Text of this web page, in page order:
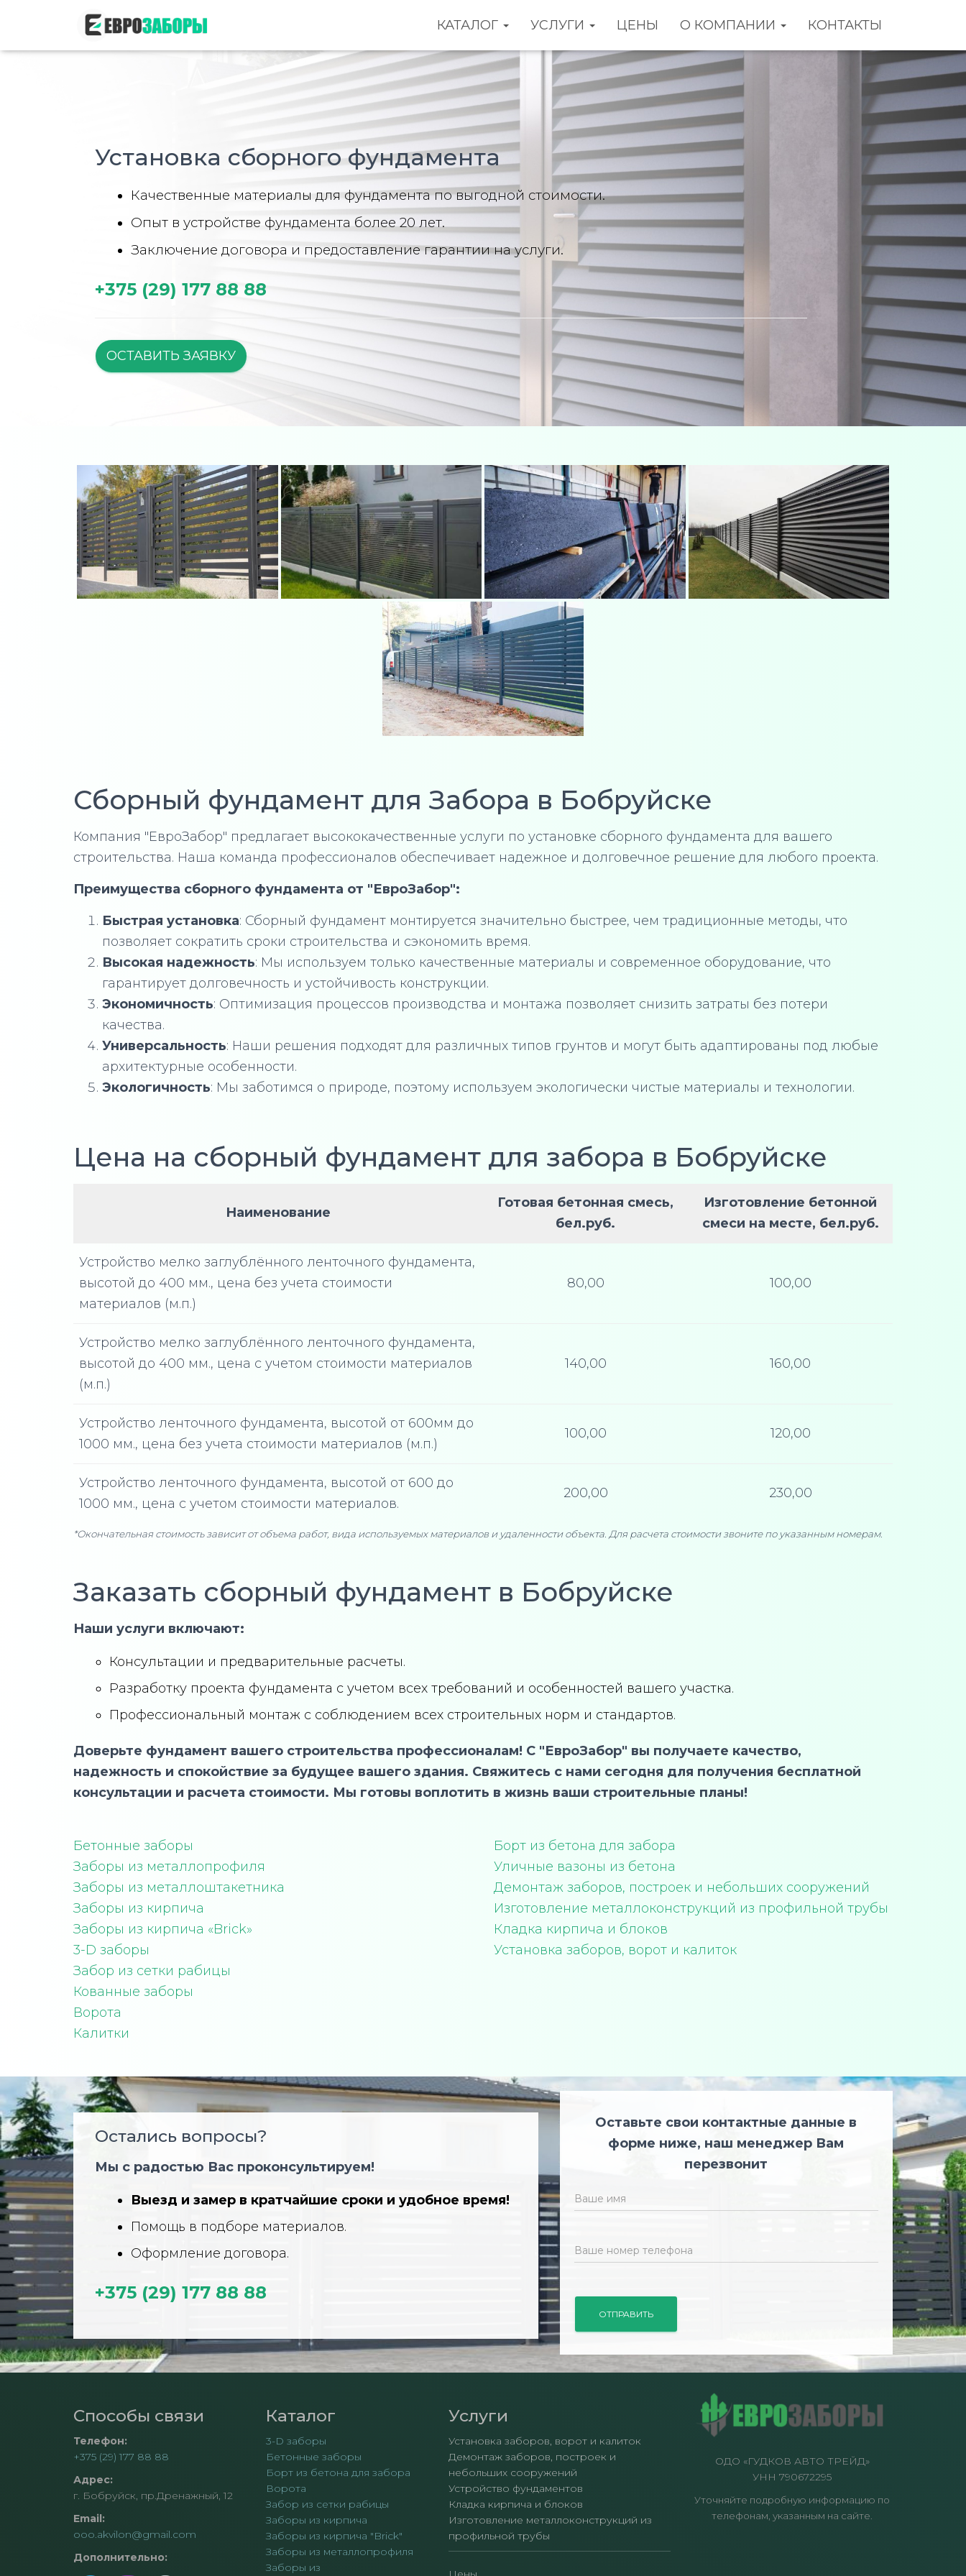
КАТАЛОГ УСЛУГИ ЦЕНЫ О КОМПАНИИ КОНТАКТЫ
Установка сборного фундамента
Качественные материалы для фундамента по выгодной стоимости.
Опыт в устройстве фундамента более 20 лет.
Заключение договора и предоставление гарантии на услуги.
+375 (29) 177 88 88
ОСТАВИТЬ ЗАЯВКУ
Сборный фундамент для Забора в Бобруйске
Компания "ЕвроЗабор" предлагает высококачественные услуги по установке сборного фундамента для вашего
строительства. Наша команда профессионалов обеспечивает надежное и долговечное решение для любого проекта.
Преимущества сборного фундамента от "ЕвроЗабор":
Быстрая установка: Сборный фундамент монтируется значительно быстрее, чем традиционные методы, что
позволяет сократить сроки строительства и сэкономить время.
Высокая надежность: Мы используем только качественные материалы и современное оборудование, что
гарантирует долговечность и устойчивость конструкции.
Экономичность: Оптимизация процессов производства и монтажа позволяет снизить затраты без потери
качества.
Универсальность: Наши решения подходят для различных типов грунтов и могут быть адаптированы под любые
архитектурные особенности.
Экологичность: Мы заботимся о природе, поэтому используем экологически чистые материалы и технологии.
Цена на сборный фундамент для забора в Бобруйске
Наименование
Готовая бетонная смесь,
бел.руб.
Изготовление бетонной
смеси на месте, бел.руб.
Устройство мелко заглублённого ленточного фундамента,
высотой до 400 мм., цена без учета стоимости
материалов (м.п.)
80,00 100,00
Устройство мелко заглублённого ленточного фундамента,
высотой до 400 мм., цена с учетом стоимости материалов
(м.п.)
140,00 160,00
Устройство ленточного фундамента, высотой от 600мм до
1000 мм., цена без учета стоимости материалов (м.п.)
100,00 120,00
Устройство ленточного фундамента, высотой от 600 до
1000 мм., цена с учетом стоимости материалов.
200,00 230,00
*Окончательная стоимость зависит от объема работ, вида используемых материалов и удаленности объекта. Для расчета стоимости звоните по указанным номерам.
Заказать сборный фундамент в Бобруйске
Наши услуги включают:
Консультации и предварительные расчеты.
Разработку проекта фундамента с учетом всех требований и особенностей вашего участка.
Профессиональный монтаж с соблюдением всех строительных норм и стандартов.
Доверьте фундамент вашего строительства профессионалам! С "ЕвроЗабор" вы получаете качество,
надежность и спокойствие за будущее вашего здания. Свяжитесь с нами сегодня для получения бесплатной
консультации и расчета стоимости. Мы готовы воплотить в жизнь ваши строительные планы!
Бетонные заборы
Заборы из металлопрофиля
Заборы из металлоштакетника
Заборы из кирпича
Заборы из кирпича «Brick»
3-D заборы
Забор из сетки рабицы
Кованные заборы
Ворота
Калитки
Борт из бетона для забора
Уличные вазоны из бетона
Демонтаж заборов, построек и небольших сооружений
Изготовление металлоконструкций из профильной трубы
Кладка кирпича и блоков
Установка заборов, ворот и калиток
Остались вопросы?
Мы с радостью Вас проконсультируем!
Выезд и замер в кратчайшие сроки и удобное время!
Помощь в подборе материалов.
Оформление договора.
+375 (29) 177 88 88
Оставьте свои контактные данные в
форме ниже, наш менеджер Вам
перезвонит
Способы связи
Телефон:
+375 (29) 177 88 88
Адрес:
г. Бобруйск, пр.Дренажный, 12
Email:
ooo.akvilon@gmail.com
Дополнительно:
Каталог
3-D заборы
Бетонные заборы
Борт из бетона для забора
Ворота
Забор из сетки рабицы
Заборы из кирпича
Заборы из кирпича "Brick"
Заборы из металлопрофиля
Заборы из
Услуги
Установка заборов, ворот и калиток
Демонтаж заборов, построек и
небольших сооружений
Устройство фундаментов
Кладка кирпича и блоков
Изготовление металлоконструкций из
профильной трубы
ОДО «ГУДКОВ АВТО ТРЕЙД»
УН Н 790672295
Уточняйте подробную информацию по
телефонам, указанным на сайте.